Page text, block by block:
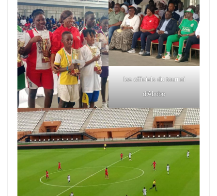
les officiels du tournoi
d'Abobo